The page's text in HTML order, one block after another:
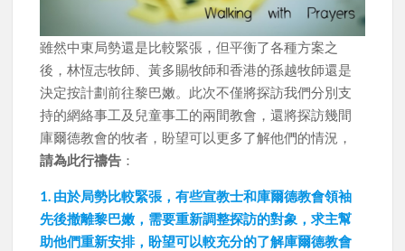
雖然中東局勢還是比較緊張，但平衡了各種方案之
後，林恆志牧師、黃多賜牧師和香港的孫越牧師還是
決定按計劃前往黎巴嫩。此次不僅將探訪我們分別支
持的網絡事工及兒童事工的兩間教會，還將探訪幾間
庫爾德教會的牧者，盼望可以更多了解他們的情況，
請為此行禱告 ：
1. 由於局勢比較緊張，有些宣教士和庫爾德教會領袖
先後撤離黎巴嫩，需要重新調整探訪的對象，求主幫
助他們重新安排，盼望可以較充分的了解庫爾德教會